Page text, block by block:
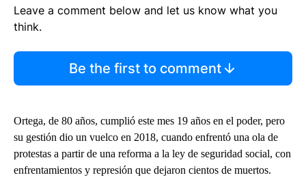
Leave a comment below and let us know what you
think.
Be the first to comment
Ortega, de 80 años, cumplió este mes 19 años en el poder, pero
su gestión dio un vuelco en 2018, cuando enfrentó una ola de
protestas a partir de una reforma a la ley de seguridad social, con
enfrentamientos y represión que dejaron cientos de muertos.